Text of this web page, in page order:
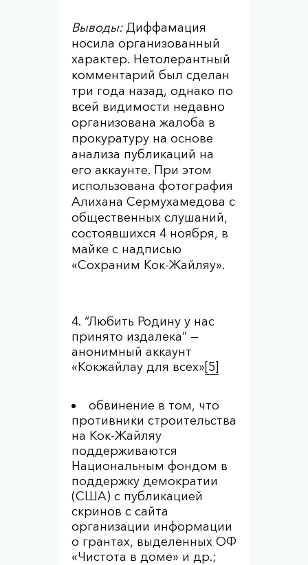
Выводы:Диффамация
носила организованный
характер. Нетолерантный
комментарий был сделан
три года назад, однако по
всей видимости недавно
организована жалоба в
прокуратуру на основе
анализа публикаций на
его аккаунте. При этом
использована фотография
Алихана Сермухамедова с
общественных слушаний,
состоявшихся 4 ноября, в
майке с надписью
«Сохраним Кок-Жайляу».
“Любить Родину у нас
принято издалека” —
анонимный аккаунт
«Кокжайлау для всех»[5]
обвинение в том, что
противники строительства
на Кок-Жайляу
поддерживаются
Национальным фондом в
поддержку демократии
(США) с публикацией
скринов с сайта
организации информации
о грантах, выделенных ОФ
«Чистота в доме» и др.;